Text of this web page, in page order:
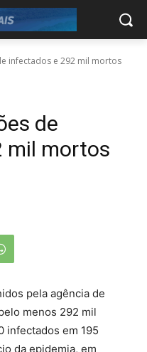
infectados e 292 mil mortos
de
mil mortos
pela agência de
menos 292 mil
infectados em 195
da epidemia, em